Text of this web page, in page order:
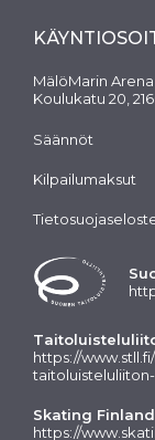
MälöMarin
Koulukatu 20,
Säännöt
Kilpailumaksut
https://
Skating
https://